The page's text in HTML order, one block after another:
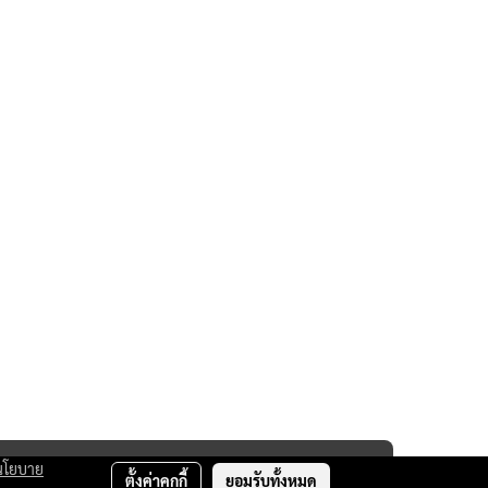
ยบาย
ตั้งค่าคุกกี้ ยอมรับทั้งหมด